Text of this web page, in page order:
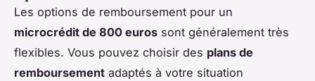
Les options de remboursement pour un
microcrédit de 800 euros sont généralement très
flexibles. Vous pouvez choisir des plans de
remboursement adaptés à votre situation